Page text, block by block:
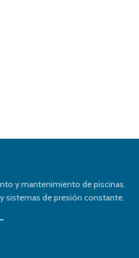
y mantenimiento de piscinas.
sistemas de presión constante.